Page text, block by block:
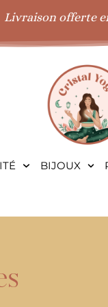
Livraison offerte
BIJOUX